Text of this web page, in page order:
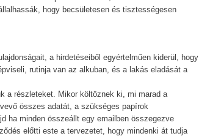
hogy becsületesen és tisztességesen
a hirdetéseiből egyértelműen kiderül, hogy
rutinja van az alkuban, és a lakás eladását a
a részleteket. Mikor költöznek ki, mi marad a
összes adatát, a szükséges papírok
ha minden összeállt egy emailben összegezve
előtti este a tervezetet, hogy mindenki át tudja